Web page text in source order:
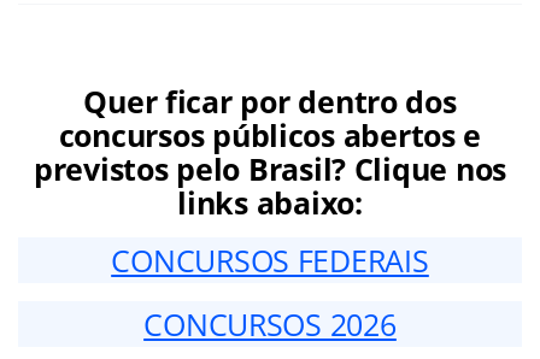
Quer ficar por dentro dos
concursos públicos abertos e
previstos pelo Brasil? Clique nos
links abaixo:
CONCURSOS FEDERAIS
CONCURSOS 2026